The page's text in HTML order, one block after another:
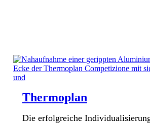
Thermoplan
Die erfolgreiche